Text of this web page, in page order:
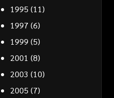
1995 (11)
1997 (6)
1999 (5)
2001 (8)
2003 (10)
2005 (7)